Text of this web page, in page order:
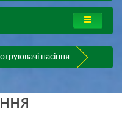
насіння